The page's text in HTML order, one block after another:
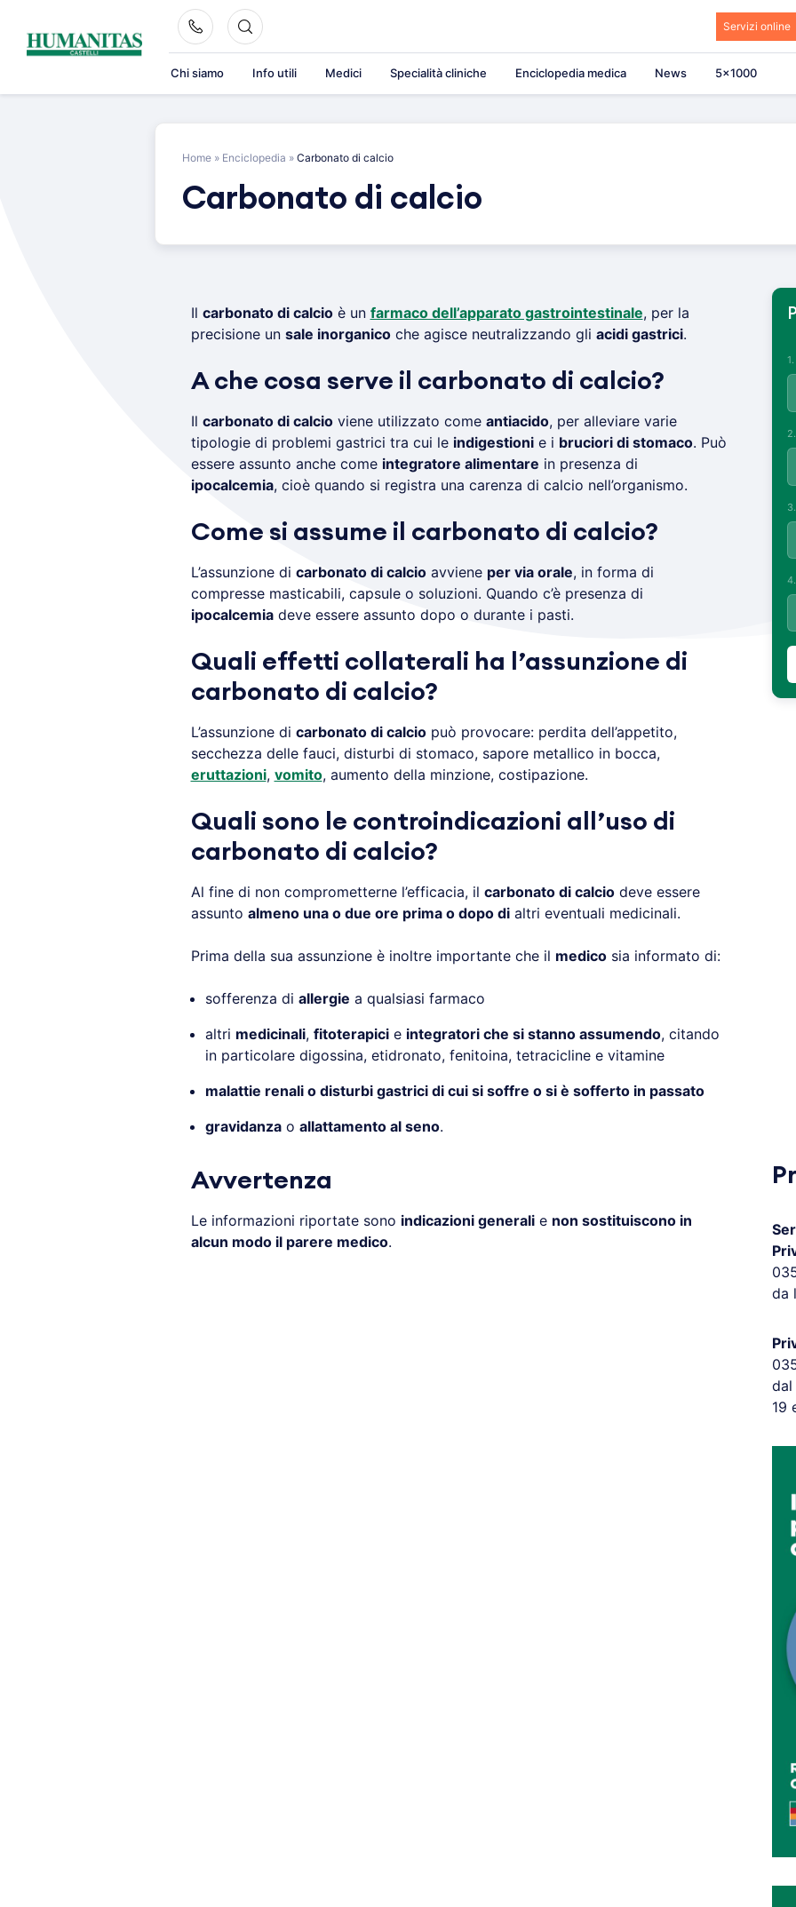
content
Servizi online
Chi siamo Info utili Medici Specialità cliniche Enciclopedia medica News 5×1000
Home » Enciclopedia » Carbonato di calcio
Carbonato di calcio
Il carbonato di calcioè un farmaco dell’apparato gastrointestinale, per la
precisione un sale inorganicoche agisce neutralizzando gli acidi gastrici.
A che cosa serve il carbonato di calcio?
Il carbonato di calcioviene utilizzato come antiacido, per alleviare varie
tipologie di problemi gastrici tra cui le indigestionie i bruciori di stomaco. Può
essere assunto anche come integratore alimentare in presenza di
ipocalcemia, cioè quando si registra una carenza di calcio nell’organismo.
Come si assume il carbonato di calcio?
L’assunzione di carbonato di calcioavviene per via orale, in forma di
compresse masticabili, capsule o soluzioni. Quando c’è presenza di
ipocalcemiadeve essere assunto dopo o durante i pasti.
Quali effetti collaterali ha l’assunzione di
carbonato di calcio?
L’assunzione di carbonato di calciopuò provocare: perdita dell’appetito,
secchezza delle fauci, disturbi di stomaco, sapore metallico in bocca,
eruttazioni, vomito, aumento della minzione, costipazione.
Quali sono le controindicazioni all’uso di
carbonato di calcio?
Al fine di non comprometterne l’efficacia, il carbonato di calciodeve essere
assunto almeno una o due ore prima o dopo dialtri eventuali medicinali.
Prima della sua assunzione è inoltre importante che il medicosia informato di:
sofferenza di allergie a qualsiasi farmaco
altri medicinali, fitoterapicie integratori che si stanno assumendo, citando
in particolare digossina, etidronato, fenitoina, tetracicline e vitamine
malattie renalio disturbi gastrici di cui si soffre o si è sofferto in passato
gravidanzao allattamento al seno.
Avvertenza
Le informazioni riportate sono indicazioni generalie non sostituiscono in
alcun modo il parere medico.
da
dal
19